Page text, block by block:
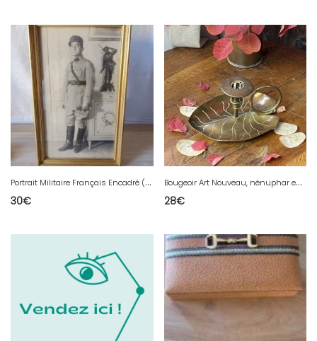
P
ortrait Militaire Français Encadré (Circa 1920-1930).
30€
B
ougeoir Art Nouveau, nénuphar en laiton
28€